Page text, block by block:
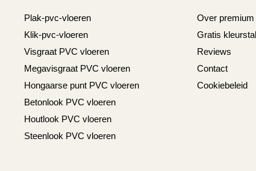
Plak-pvc-vloeren
Klik-pvc-vloeren
Visgraat PVC vloeren
Megavisgraat PVC vloeren
Hongaarse punt PVC vloeren
Betonlook PVC vloeren
Houtlook PVC vloeren
Steenlook PVC vloeren
Over premium
Gratis
Reviews
Contact
Cookiebeleid